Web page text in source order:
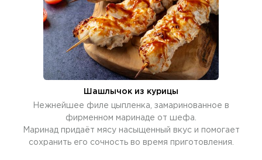
Шашлычок из курицы
Нежнейшее филе цыпленка, замаринованное в
фирменном маринаде от шефа.
Маринад придаёт мясу насыщенный вкус и помогает
сохранить его сочность во время приготовления.